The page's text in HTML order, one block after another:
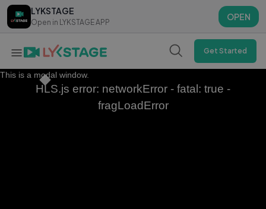
LYKSTAGE
Open in LYKSTAGE APP
OPEN
LYKSTAGE
Open in LYKSTAGE APP
OPEN
Get Started
This is a modal window.
HLS.js error: networkError - fatal: true -
fragLoadError